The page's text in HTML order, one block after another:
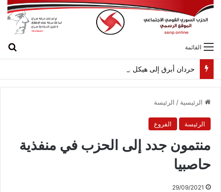
القائمة
حردان أبرق إلى هيكل مهنئاً بمناسبة عيد الجيش
الرئيسية / الرئيسة
الرئيسة الفروع
منتمون جدد إلى الحزب في منفذية
حاصبيا
29/09/2021